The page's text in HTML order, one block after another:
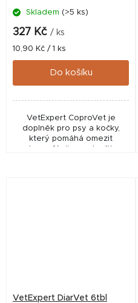
Skladem (>5 ks)
327 Kč / ks
Měrná
cena:
10,90 Kč / 1 ks
Do košíku
VetExpert CoproVet je
doplněk pro psy a kočky,
který pomáhá omezit
VetExpert DiarVet 6tbl